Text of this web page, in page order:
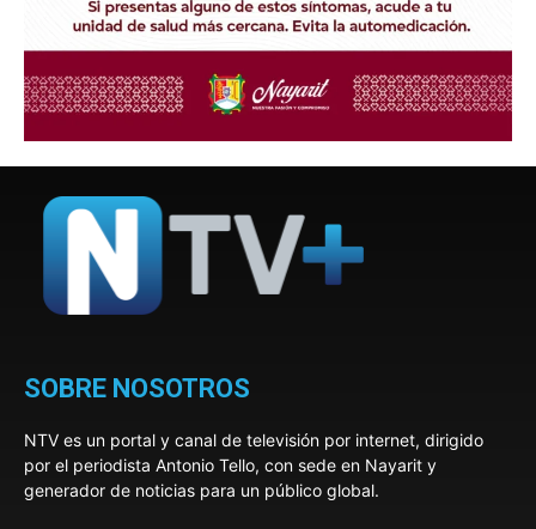
SOBRE NOSOTROS
NTV es un portal y canal de televisión por internet, dirigido
por el periodista Antonio Tello, con sede en Nayarit y
generador de noticias para un público global.